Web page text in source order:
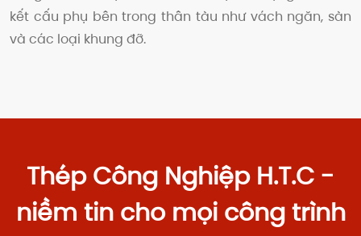
kết cấu phụ bên trong thân tàu như vách ngăn, sàn
và các loại khung đỡ.
Thép Công Nghiệp H.T.C -
niềm tin cho mọi công trình